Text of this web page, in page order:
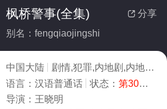
 分享
枫桥警事(全集)
别名：fengqiaojingshi
中国大陆 剧情,犯罪,内地剧,内地
语言： 汉语普通话 状态： 第30集完结
导演： 王晓明